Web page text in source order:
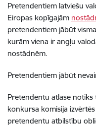
Pretendentiem latviešu
Eiropas kopīgajām
pretendentiem jābūt
kurām viena ir angļu
nostādnēm.
Pretendentiem jābūt
Pretendentu atlase notiks
konkursa komisija
pretendentu atbilstību